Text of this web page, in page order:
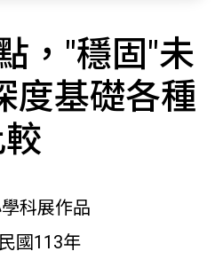
，"穩固"未
度基礎各種
科展作品
國113年